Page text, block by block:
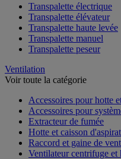
Transpalette électrique
Transpalette élévateur
Transpalette haute levée
Transpalette manuel
Transpalette peseur
Ventilation
Voir toute la catégorie
Accessoires pour hotte
Accessoires pour
Extracteur de fumée
Hotte et caisson
Raccord et gaine de
Ventilateur centrifuge et